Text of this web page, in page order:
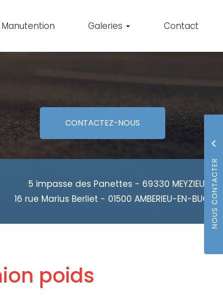
Manutention Galeries Contact
CONTACTEZ-NOUS
5 impasse des Panettes - 69330 MEYZIEU
16 rue Marius Berliet - 01500 AMBERIEU-EN-BUGEY
poids